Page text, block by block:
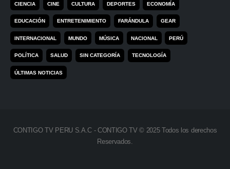
CIENCIA CINE CULTURA DEPORTES ECONOMÍA
EDUCACIÓN ENTRETENIMIENTO FARÁNDULA GEAR
INTERNACIONAL MUNDO MÚSICA NACIONAL PERÚ
POLÍTICA SALUD SIN CATEGORÍA TECNOLOGÍA
ÚLTIMAS NOTICIAS
CONTIGO TV PERU S.A.C - CONTIGO TV © 2025 Todos los derechos
Reservados.